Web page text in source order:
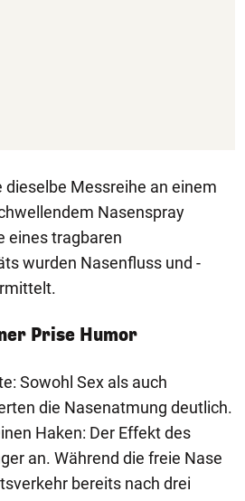
Messreihe an einem
Nasenspray
eines tragbaren
wurden Nasenfluss und -
Prise Humor
Sowohl Sex als auch
die Nasenatmung deutlich.
Haken: Der Effekt des
an. Während die freie Nase
bereits nach drei